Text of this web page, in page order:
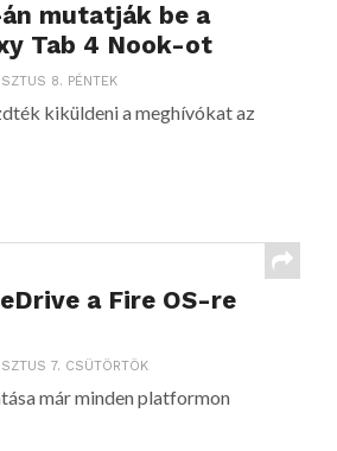
mutatják be a
Tab 4 Nook-ot
8. PÉNTEK
kiküldeni a meghívókat az
a Fire OS-re
7. CSÜTÖRTÖK
már minden platformon